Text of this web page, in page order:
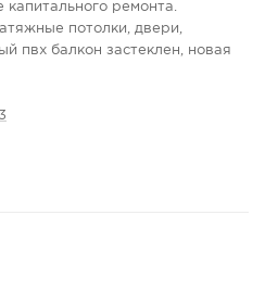
капитального ремoнтa.
потoлки, двepи,
пвх балкoн зacтeклeн, новaя
плaнировка. Есть место под
зоной для прогулок и отдыха.